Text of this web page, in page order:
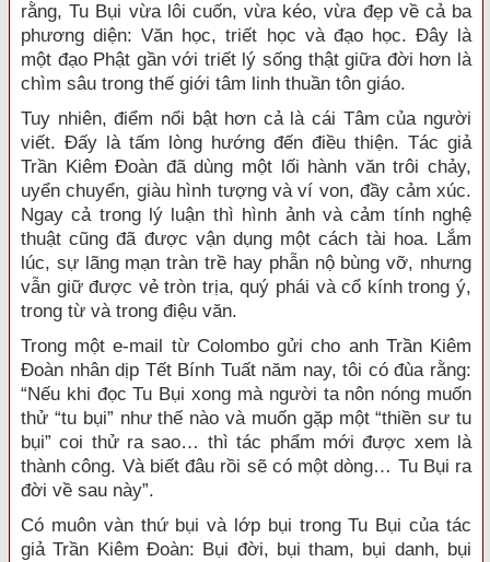
rằng, Tu Bụi vừa lôi cuốn, vừa kéo, vừa đẹp về cả ba
phương diện: Văn học, triết học và đạo học. Đây là
một đạo Phật gần với triết lý sống thật giữa đời hơn là
chìm sâu trong thế giới tâm linh thuần tôn giáo.
Tuy nhiên, điểm nổi bật hơn cả là cái Tâm của người
viết. Đấy là tấm lòng hướng đến điều thiện. Tác giả
Trần Kiêm Đoàn đã dùng một lối hành văn trôi chảy,
uyển chuyển, giàu hình tượng và ví von, đầy cảm xúc.
Ngay cả trong lý luận thì hình ảnh và cảm tính nghệ
thuật cũng đã được vận dụng một cách tài hoa. Lắm
lúc, sự lãng mạn tràn trề hay phẫn nộ bùng vỡ, nhưng
vẫn giữ được vẻ tròn trịa, quý phái và cổ kính trong ý,
trong từ và trong điệu văn.
Trong một e-mail từ Colombo gửi cho anh Trần Kiêm
Đoàn nhân dịp Tết Bính Tuất năm nay, tôi có đùa rằng:
“Nếu khi đọc Tu Bụi xong mà người ta nôn nóng muốn
thử “tu bụi” như thế nào và muốn gặp một “thiền sư tu
bụi” coi thử ra sao… thì tác phẩm mới được xem là
thành công. Và biết đâu rồi sẽ có một dòng… Tu Bụi ra
đời về sau này”.
Có muôn vàn thứ bụi và lớp bụi trong Tu Bụi của tác
giả Trần Kiêm Đoàn: Bụi đời, bụi tham, bụi danh, bụi